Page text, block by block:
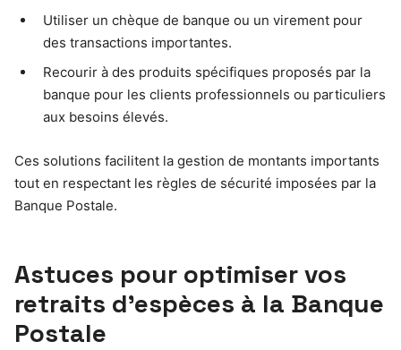
Utiliser un chèque de banque ou un virement pour
des transactions importantes.
Recourir à des produits spécifiques proposés par la
banque pour les clients professionnels ou particuliers
aux besoins élevés.
Ces solutions facilitent la gestion de montants importants
tout en respectant les règles de sécurité imposées par la
Banque Postale.
Astuces pour optimiser vos
retraits d’espèces à la Banque
Postale